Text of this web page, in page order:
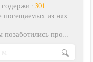
содержит 301
посещаемых из них
про...